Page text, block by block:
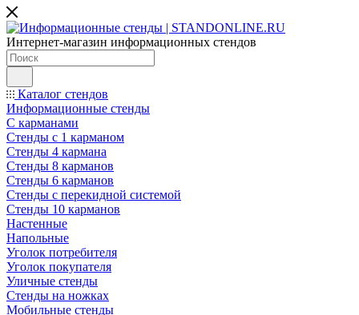
Интернет-магазин информационных стендов
Каталог стендов
Информационные стенды
С карманами
Стенды с 1 карманом
Стенды 4 кармана
Стенды 8 карманов
Стенды 6 карманов
Стенды с перекидной системой
Стенды 10 карманов
Настенные
Напольные
Уголок потребителя
Уголок покупателя
Уличные стенды
Стенды на ножках
Мобильные стенды